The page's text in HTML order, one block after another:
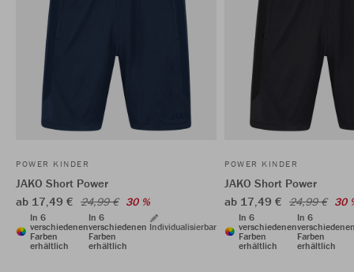
POWER KINDER
JAKO Short Power
ab 17,49 € 24,99 € 30 %
In 6
verschiedenen
Farben
erhältlich
In 6
verschiedenen
Farben
erhältlich
Individualisierbar
POWER KINDER
JAKO Short Power
ab 17,49 € 24,99 € 30
In 6
verschiedenen
Farben
erhältlich
In 6
Farben
erhältlich